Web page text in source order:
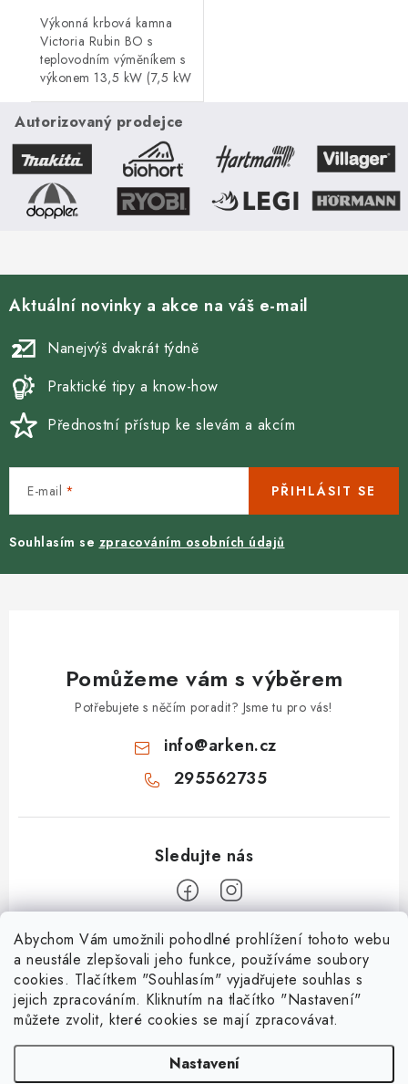
Abychom Vám umožnili pohodlné prohlížení tohoto webu
a neustále zlepšovali jeho funkce, používáme soubory
cookies. Tlačítkem "Souhlasím" vyjadřujete souhlas s
jejich zpracováním. Kliknutím na tlačítko "Nastavení"
můžete zvolit, které cookies se mají zpracovávat.
Nastavení
Výkonná krbová kamna
Victoria Rubin BO s
teplovodním výměníkem s
výkonem 13,5 kW (7,5 kW
vzduchu) a s dochlazovací
smyčkou. Tato kamna vám
díky větším skleněným...
Autorizovaný prodejce
Aktuální novinky a akce na váš e-mail
Nanejvýš dvakrát týdně
Praktické tipy a know-how
Přednostní přístup ke slevám a akcím
E-mail
Souhlasím se zpracováním osobních údajů
PŘIHLÁSIT SE
Pomůžeme vám s výběrem
Potřebujete s něčím poradit? Jsme tu pro vás!
info@arken.cz
295562735
O Arken
O nás
Vše o nákupu
Platební metody